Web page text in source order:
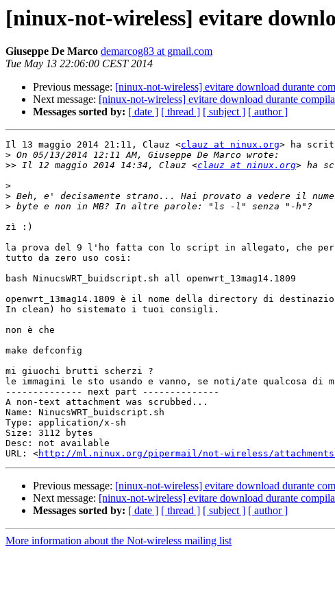
[ninux-not-wireless] evitare
Giuseppe De Marco demarcog83 at gmail.com
Tue May 13 22:06:00 CEST 2014
Previous message: [ninux-not-wireless] evitare download durante
Next message: [ninux-not-wireless] evitare download durante
Messages sorted by: [ date ] [ thread ] [ subject ] [ author ]
Il 13 maggio 2014 21:11, Clauz <clauz at ninux.org> ha
>
>> Il 12 maggio 2014 14:34, Clauz <clauz at ninux.org
>
>
>
zì :)
la prova del 9 l'ho fatta con lo script in allegato, che
tutto da zero uso così:
bash NinucsWRT_buidscript.sh all openwrt_13mag14.1809
openwrt_13mag14.1809 è il nome della directory di
In clean) ho sistemato i tuoi consigli.
non è che
make defconfig
mi giuochi brutti scherzi ?
le immagini le sto usando e vanno, se noti/ate qualcosa di
-------------- next part --------------
A non-text attachment was scrubbed...
Name: NinucsWRT_buidscript.sh
Type: application/x-sh
Size: 3112 bytes
Desc: not available
URL: <http://ml.ninux.org/pipermail/not-wireless/attachments/
Previous message: [ninux-not-wireless] evitare download durante
Next message: [ninux-not-wireless] evitare download durante
Messages sorted by: [ date ] [ thread ] [ subject ] [ author ]
More information about the Not-wireless mailing list